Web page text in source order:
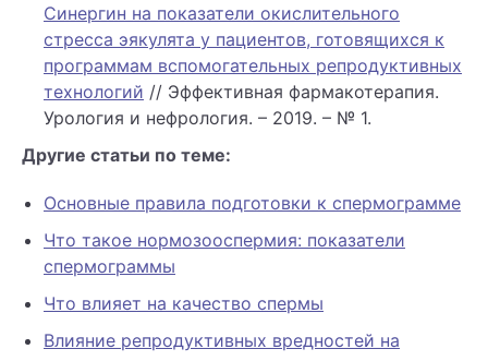
Синергин на показатели окислительного
стресса эякулята у пациентов, готовящихся к
программам вспомогательных репродуктивных
технологий // Эффективная фармакотерапия.
Урология и нефрология. – 2019. – № 1.
Другие статьи по теме:
Основные правила подготовки к спермограмме
Что такое нормозооспермия: показатели
спермограммы
Что влияет на качество спермы
Влияние репродуктивных вредностей на